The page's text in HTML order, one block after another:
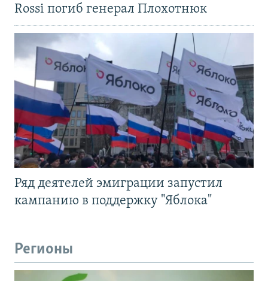
Rossi погиб генерал Плохотнюк
Ряд деятелей эмиграции запустил
кампанию в поддержку "Яблока"
Регионы